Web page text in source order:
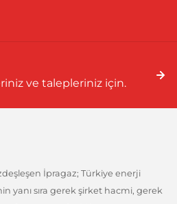
ve talepleriniz için.
İpragaz; Türkiye enerji
yanı sıra gerek şirket hacmi, gerek